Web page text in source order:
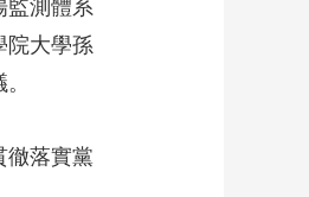
5G 産業+
監測體系
院大學孫
徹落實黨